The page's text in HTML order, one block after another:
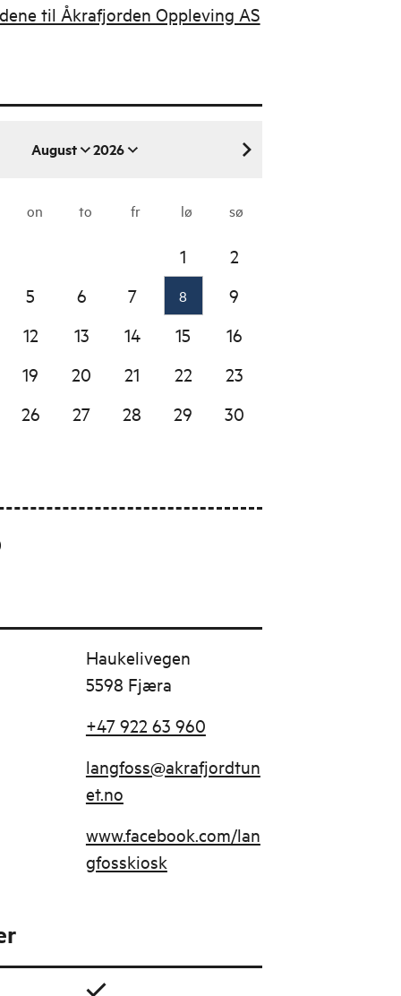
til Åkrafjorden Oppleving AS
August 2026
august 2026
on to fr lø sø
1
2
5 6 7 8
9
12 13 14 15
16
19 20 21 22
23
26 27 28 29
30
Haukelivegen
5598 Fjæra
+47 922 63 960
langfoss@akrafjordtun
et.no
www.facebook.com/lan
gfosskiosk